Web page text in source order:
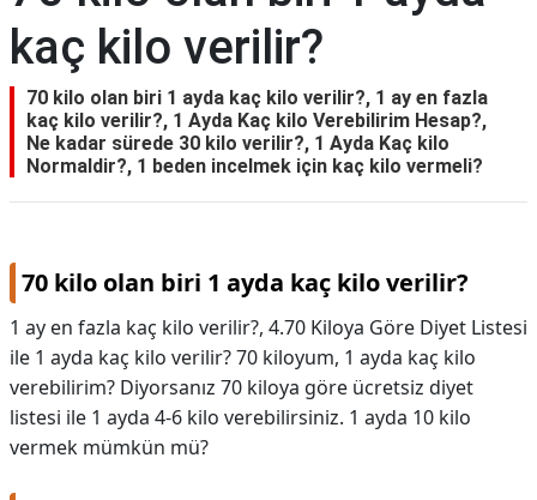
kaç kilo verilir?
70 kilo olan biri 1 ayda kaç kilo verilir?, 1 ay en fazla
kaç kilo verilir?, 1 Ayda Kaç kilo Verebilirim Hesap?,
Ne kadar sürede 30 kilo verilir?, 1 Ayda Kaç kilo
Normaldir?, 1 beden incelmek için kaç kilo vermeli?
70 kilo olan biri 1 ayda kaç kilo verilir?
1 ay en fazla kaç kilo verilir?, 4.70 Kiloya Göre Diyet Listesi
ile 1 ayda kaç kilo verilir? 70 kiloyum, 1 ayda kaç kilo
verebilirim? Diyorsanız 70 kiloya göre ücretsiz diyet
listesi ile 1 ayda 4-6 kilo verebilirsiniz. 1 ayda 10 kilo
vermek mümkün mü?